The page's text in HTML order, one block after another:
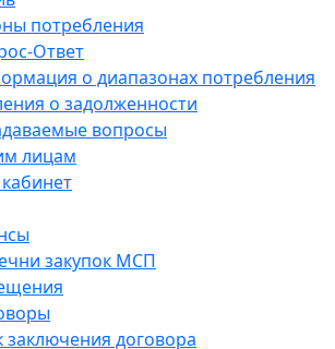
потребления
Ответ
о диапазонах потребления
о задолженности
вопросы
лицам
закупок МСП
заключения договора